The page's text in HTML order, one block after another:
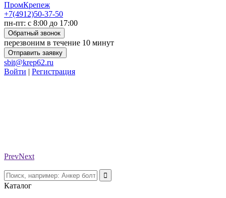
ПромКрепеж
+7(4912)50-37-50
пн-пт: с 8:00 до 17:00
Обратный звонок
перезвоним в течение 10 минут
Отправить заявку
sbit@krep62.ru
Войти | Регистрация
PrevNext
Каталог